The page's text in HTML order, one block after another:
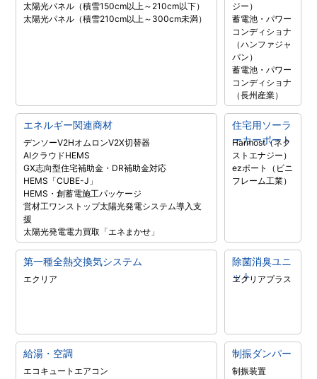
太陽光パネル（積雪150cm以上～210cm以下）
太陽光パネル（積雪210cm以上～300cm未満）
ジー）
蓄電池・パワー
コンディショナ
（ハンファジャ
パン）
蓄電池・パワー
コンディショナ
（長州産業）
エネルギー関連商材
デンソーV2HオムロンV2X切替器
AIクラウドHEMS
GX志向型住宅補助金・DR補助金対応
HEMS「CUBE-J」
HEMS・創蓄電施工パッケージ
営材工ワンストップ太陽光発電システム導入支
援
太陽光発電電力買取「エネまかせ」
住宅用ソーラ
ーカーポート
Harmost（ネク
ストエナジー）
ezポート（ビニ
フレーム工業）
第一種全熱交換気システム
エクリア
除菌消臭ユニ
ット
エクリアプラス
給湯・空調
エコキュートエアコン
制振ダンパー
制振装置